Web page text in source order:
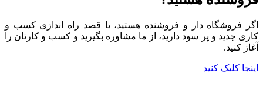
اگر فروشگاه دار و فروشنده هستید، یا قصد راه اندازی کسب و
کاری جدید و پر سود دارید، از ما مشاوره بگیرید و کسب و کارتان را
آغاز کنید.
اینجا کلیک کنید